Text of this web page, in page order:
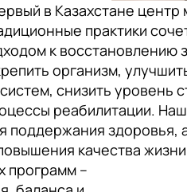
в Казахстане
практики
к восстановлению
организм,
снизить уровень
реабилитации.
поддержания здоровья,
качества
программ –